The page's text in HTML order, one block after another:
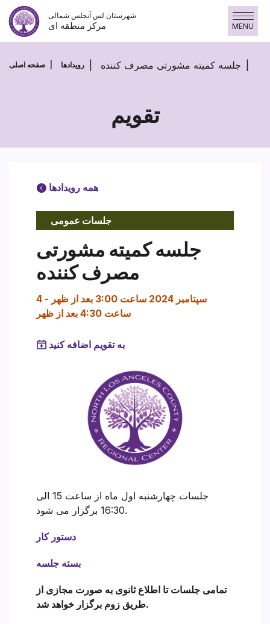
پرش
محتوا
شهرستان لس آنجلس شمالی
مرکز منطقه ای MENU
صفحه اصلی رویدادها جلسه کمیته مشورتی مصرف کننده
تقویم
همه رویدادها
جلسات عمومی
جلسه کمیته مشورتی
مصرف کننده
4 سپتامبر 2024 ساعت 3:00 بعد از ظهر
-
ساعت 4:30 بعد از ظهر
به تقویم اضافه کنید
جلسات چهارشنبه اول ماه از ساعت 15 الی
16:30 برگزار می شود.
دستور کار
بسته جلسه
تمامی جلسات تا اطلاع ثانوی به صورت مجازی از
طریق زوم برگزار خواهد شد.